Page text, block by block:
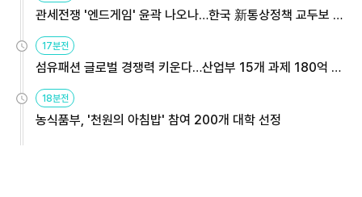
관세전쟁 '엔드게임' 윤곽 나오나…한국 新통상정책 교두보 활
17분전
섬유패션 글로벌 경쟁력 키운다…산업부 15개 과제 180억 지
18분전
농식품부, '천원의 아침밥' 참여 200개 대학 선정